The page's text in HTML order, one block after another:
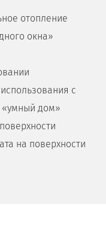
отопление
окна»
с
«умный дом»
на поверхности